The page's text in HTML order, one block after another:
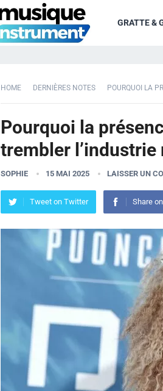
GRATTE &
HOME DERNIÈRES NOTES POURQUOI LA
Pourquoi la
trembler l’industrie
SOPHIE 15 MAI 2025 LAISSER UN
Tweet on Twitter Share